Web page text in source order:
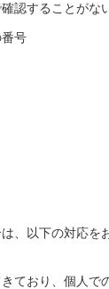
認することがな
号
、以下の対応を
ており、個人で